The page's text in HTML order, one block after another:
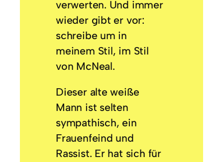
verwerten. Und immer
wieder gibt er vor:
schreibe um in
meinem Stil, im Stil
von McNeal.
Dieser alte weiße
Mann ist selten
sympathisch, ein
Frauenfeind und
Rassist. Er hat sich für